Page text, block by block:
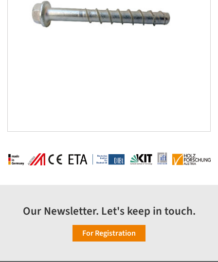
Our Newsletter. Let's keep in touch.
For Registration